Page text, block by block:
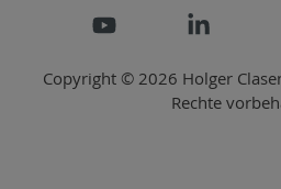
Copyright © 2026 Holger
Rechte